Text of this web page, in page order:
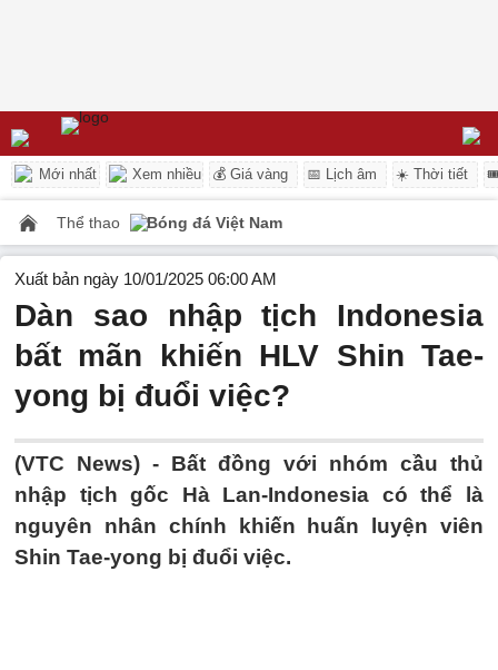
Mới nhất Xem nhiều 💰 Giá vàng 📅 Lịch âm ☀️ Thời tiết
Thể thao Bóng đá Việt Nam
Xuất bản ngày 10/01/2025 06:00 AM
Dàn sao nhập tịch Indonesia
bất mãn khiến HLV Shin Tae-
yong bị đuổi việc?
(VTC News) - Bất đồng với nhóm cầu thủ
nhập tịch gốc Hà Lan-Indonesia có thể là
nguyên nhân chính khiến huấn luyện viên
Shin Tae-yong bị đuổi việc.